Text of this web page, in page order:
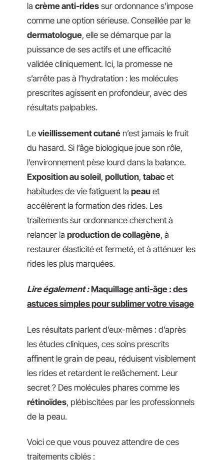
la crème anti-rides sur ordonnance s’impose
comme une option sérieuse. Conseillée par le
dermatologue, elle se démarque par la
puissance de ses actifs et une efficacité
validée cliniquement. Ici, la promesse ne
s’arrête pas à l’hydratation : les molécules
prescrites agissent en profondeur, avec des
résultats palpables.
Le vieillissement cutané n’est jamais le fruit
du hasard. Si l’âge biologique joue son rôle,
l’environnement pèse lourd dans la balance.
Exposition au soleil, pollution, tabac et
habitudes de vie fatiguent la peau et
accélèrent la formation des rides. Les
traitements sur ordonnance cherchent à
relancer la production de collagène, à
restaurer élasticité et fermeté, et à atténuer les
rides les plus marquées.
Lire également : Maquillage anti-âge : des
astuces simples pour sublimer votre visage
Les résultats parlent d’eux-mêmes : d’après
les études cliniques, ces soins prescrits
affinent le grain de peau, réduisent visiblement
les rides et retardent le relâchement. Leur
secret ? Des molécules phares comme les
rétinoïdes, plébiscitées par les professionnels
de la peau.
Voici ce que vous pouvez attendre de ces
traitements ciblés :